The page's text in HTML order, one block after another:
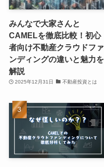
みんなで大家さんと
CAMELを徹底比較！初心
者向け不動産クラウドファ
ンディングの違いと魅力を
解説
2025年12月31日 不動産投資とは